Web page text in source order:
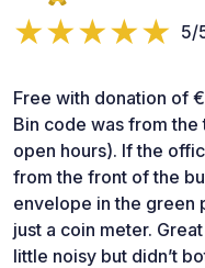
5/
Free with donation of
Bin code was from
open hours). If the
from the front of the
envelope in the green
just a coin meter.
little noisy but didn’t